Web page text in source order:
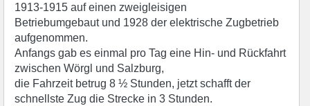
1913-1915 auf einen zweigleisigen
Betriebumgebaut und 1928 der elektrische Zugbetrieb
aufgenommen.
Anfangs gab es einmal pro Tag eine Hin- und Rückfahrt
zwischen Wörgl und Salzburg,
die Fahrzeit betrug 8 ½ Stunden, jetzt schafft der
schnellste Zug die Strecke in 3 Stunden.